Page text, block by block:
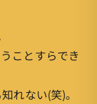
ことすらでき
れない(笑)。